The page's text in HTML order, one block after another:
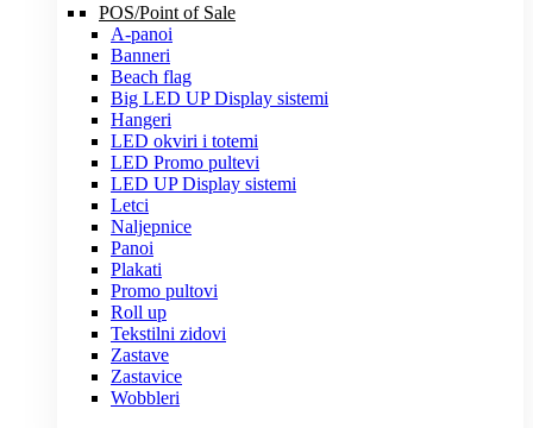
POS/Point of Sale
A-panoi
Banneri
Beach flag
Big LED UP Display sistemi
Hangeri
LED okviri i totemi
LED Promo pultevi
LED UP Display sistemi
Letci
Naljepnice
Panoi
Plakati
Promo pultovi
Roll up
Tekstilni zidovi
Zastave
Zastavice
Wobbleri